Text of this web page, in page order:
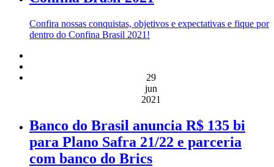
Confira nossas conquistas, objetivos e expectativas e fique por
dentro do Confina Brasil 2021!
29
jun
2021
Banco do Brasil anuncia R$ 135 bi
para Plano Safra 21/22 e parceria
com banco do Brics